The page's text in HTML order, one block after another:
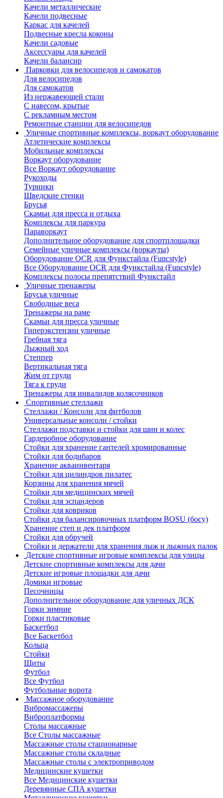
Качели металлические
Качели подвесные
Каркас для качелей
Подвесные кресла коконы
Качели садовые
Аксессуары для качелей
Качели балансир
Парковки для велосипедов и самокатов
Для велосипедов
Для самокатов
Из нержавеющей стали
С навесом, крытые
С рекламным местом
Ремонтные станции для велосипедов
Уличные спортивные комплексы, воркаут оборудование
Атлетические комплексы
Мобильные комплексы
Воркаут оборудование
Все Воркаут оборудование
Рукоходы
Турники
Шведские стенки
Брусья
Скамьи для пресса и отдыха
Комплексы для паркура
Параворкаут
Дополнительное оборудование для спортплощадки
Семейные уличные комплексы (воркауты)
Оборудование OCR для Функстайла (Funcstyle)
Все Оборудование OCR для Функстайла (Funcstyle)
Комплексы полосы препятствий Функстайл
Уличные тренажеры
Брусья уличные
Свободные веса
Тренажеры на раме
Скамьи для пресса уличные
Гиперэкстензии уличные
Гребная тяга
Лыжный ход
Степпер
Вертикальная тяга
Жим от груди
Тяга к груди
Тренажеры для инвалидов колясочников
Спортивные стеллажи
Стеллажи / Консоли для фитболов
Универсальные консоли / стойки
Стеллажи подставки и стойки для шин и колес
Гардеробное оборудование
Стойки для хранение гантелей хромированные
Стойки для бодибаров
Хранение акваинвентаря
Стойки для цилиндров пилатес
Корзины для хранения мячей
Стойки для медицинских мячей
Стойки для эспандеров
Стойки для ковриков
Стойки для балансировочных платформ BOSU (босу)
Хранение степ и дек платформ
Стойки для обручей
Стойки и держатели для хранения лыж и лыжных палок
Детские спортивные игровые комплексы для улицы
Детские спортивные комплексы для дачи
Детские игровые площадки для дачи
Домики игровые
Песочницы
Дополнительное оборудование для уличных ДСК
Горки зимние
Горки пластиковые
Баскетбол
Все Баскетбол
Кольца
Стойки
Щиты
Футбол
Все Футбол
Футбольные ворота
Массажное оборудование
Вибромассажеры
Виброплатформы
Столы массажные
Все Столы массажные
Массажные столы стационарные
Массажные столы складные
Массажные столы с электроприводом
Медицинские кушетки
Все Медицинские кушетки
Деревянные СПА кушетки